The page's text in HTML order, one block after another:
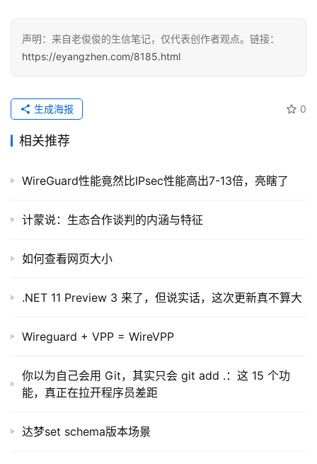
件
应
用
服
务
示
源
链
声明：来自老俊俊的生信笔记，仅代表创作者观点。链接：
https://eyangzhen.com/8185.html
0
生成海报
相关推荐
WireGuard性能竟然比IPsec性能高出7-13倍，亮瞎了
计蒙说：生态合作谈判的内涵与特征
如何查看网页大小
.NET 11 Preview 3 来了，但说实话，这次更新真不算大
Wireguard + VPP = WireVPP
你以为自己会用 Git，其实只会 git add .：这 15 个功
能，真正在拉开程序员差距
达梦set schema版本场景